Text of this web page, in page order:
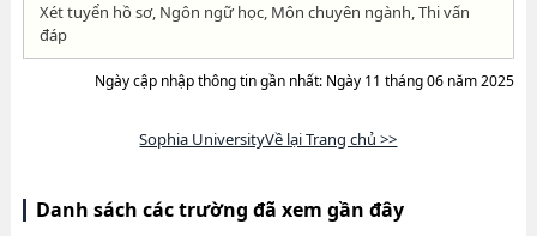
Xét tuyển hồ sơ, Ngôn ngữ học, Môn chuyên ngành, Thi vấn
đáp
Ngày cập nhập thông tin gần nhất: Ngày 11 tháng 06 năm 2025
Sophia UniversityVề lại Trang chủ >>
Danh sách các trường đã xem gần đây